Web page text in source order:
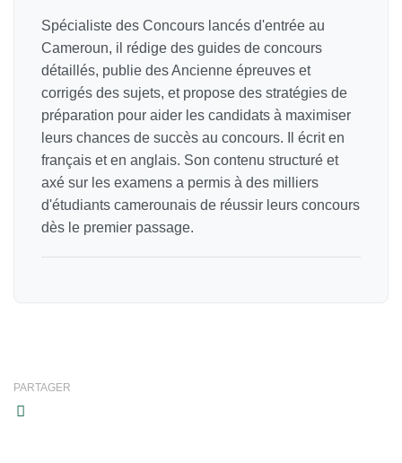
Spécialiste des Concours lancés d'entrée au
Cameroun, il rédige des guides de concours
détaillés, publie des Ancienne épreuves et
corrigés des sujets, et propose des stratégies de
préparation pour aider les candidats à maximiser
leurs chances de succès au concours. Il écrit en
français et en anglais. Son contenu structuré et
axé sur les examens a permis à des milliers
d'étudiants camerounais de réussir leurs concours
dès le premier passage.
PARTAGER